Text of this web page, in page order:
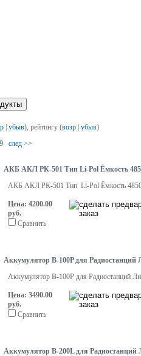
| убыв), рейтингу (возр| убыв)
9 след >>
АКБ АКЛ РК-501 Тип Li-Pol Ёмкость
АКБ АКЛ РК-501 Тип Li-Pol Ёмкость
Цена: 4200.00
руб.
Сравнить
Аккумулятор B-100P для Радиостанций
Аккумулятор B-100P для Радиостанций
Цена: 3490.00
руб.
Сравнить
Аккумулятор B-200L для Радиостанций